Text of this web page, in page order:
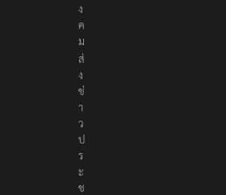
สั
ง
ค
ม
ส่
ง
ข่
า
ว
ป
ร
ะ